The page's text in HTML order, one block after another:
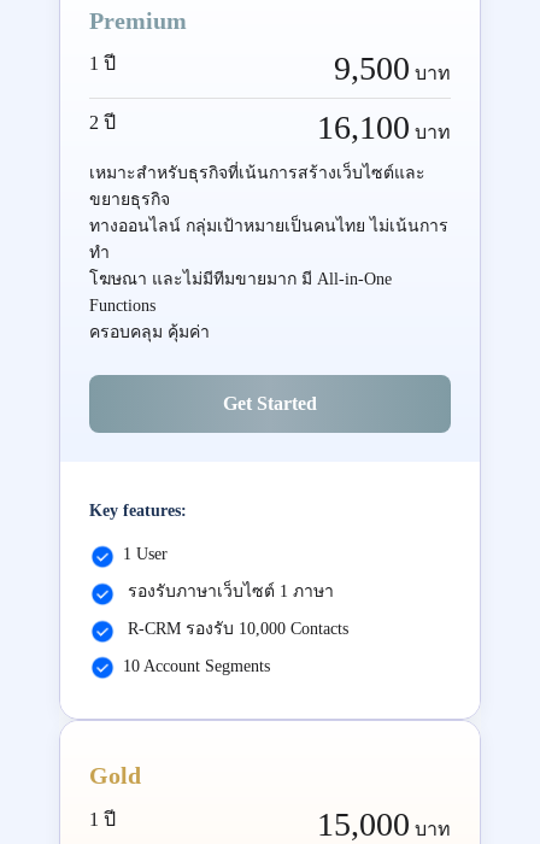
Premium
1 ปี 9,500 บาท
2 ปี 16,100 บาท
เหมาะสำหรับธุรกิจที่เน้นการสร้างเว็บไซต์และ
ขยายธุรกิจ
ทางออนไลน์ กลุ่มเป้าหมายเป็นคนไทย ไม่เน้นการ
ทำ
โฆษณา และไม่มีทีมขายมาก มี All-in-One
Functions
ครอบคลุม คุ้มค่า
Get Started
Key features:
1 User
รองรับภาษาเว็บไซต์ 1 ภาษา
R-CRM รองรับ 10,000 Contacts
10 Account Segments
Gold
1 ปี 15,000 บาท